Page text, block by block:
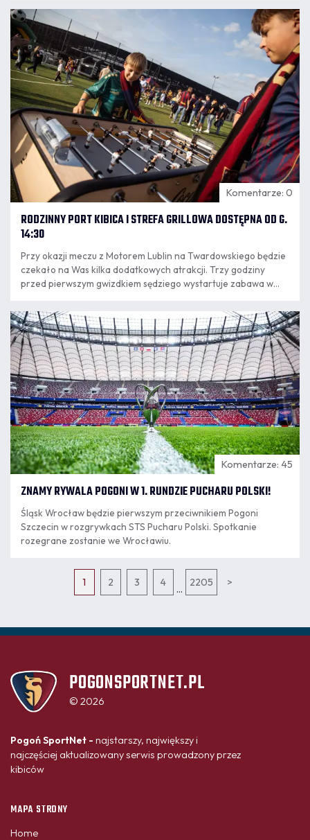
07.08
8:14
Komentarze: 0
RODZINNY PORT KIBICA I STREFA GRILLOWA DOSTĘPNA OD G.
14:30
Przy okazji meczu z Motorem Lublin na Twardowskiego będzie
czekało na Was kilka dodatkowych atrakcji. Trzy godziny
przed pierwszym gwizdkiem sędziego wystartuje zabawa w
06.08
18:10
Komentarze: 45
ZNAMY RYWALA POGONI W 1. RUNDZIE PUCHARU POLSKI!
Śląsk Wrocław będzie pierwszym przeciwnikiem Pogoni
Szczecin w rozgrywkach STS Pucharu Polski. Spotkanie
rozegrane zostanie we Wrocławiu.
1 2 3 4
...
2205 >
POGONSPORTNET.PL
© 2026
Pogoń SportNet - najstarszy, największy i
najczęściej aktualizowany serwis prowadzony przez
kibiców
MAPA STRONY
Home